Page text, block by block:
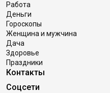
Работа
Деньги
Гороскопы
Женщина и мужчина
Дача
Здоровье
Праздники
Контакты
Соцсети